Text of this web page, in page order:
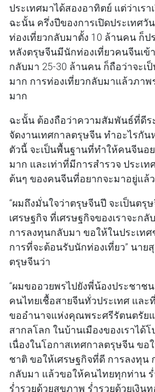
ประเทศมาได้สองอาทิตย์ แต่ว่าเร
ฉะนั้น ครึ่งปีของการเปิดประเทศวั
ท่องเที่ยวกลับมาตั้ง 10 ล้านคน ก็
หลังตรุษจีนมีนักท่องเที่ยวคนจีนเข้
กลับมา 25-30 ล้านคน ก็ถือว่าจะเ
มาก การท่องเที่ยวกลับมาแล้วภาพ
มาก
ฉะนั้น ต้องถือว่าความสัมพันธ์ที่ดีร
จัดงานเทศกาลตรุษจีน ทําอะไรกั
ตัวนี้ จะเป็นพื้นฐานที่ทําให้คนจีนอ
มาก และเท่าที่มีการสํารวจ ประเ
ต้นๆ ของคนจีนที่อยากจะมาอยู่แล้
“ผมถึงมั่นใจว่าตรุษจีนปี จะเป็นต
เศรษฐกิจ ที่เศรษฐกิจของเราจะก
การลงทุนกลับมา ขอให้ในประเท
การที่จะต้อนรับนักท่องเที่ยว” นาย
ตรุษจีนว่า
“ผมขออวยพรไปยังพี่น้องประชาช
คนไทยเชื้อสายจีนทั่วประเทศ แล
ขออํานาจแห่งคุณพระศรีรัตนตรัย
สากลโลก ในบ้านเมืองของเราได้
เนื่องในโอกาสเทศกาลตรุษจีน ขอ
ชาติ ขอให้เศรษฐกิจที่ดี การลงทุน
กลับมา แล้วขอให้คนไทยทุกท่าน ร่
ร่ำรวยด้วยสุขภาพ ร่ำรวยด้วยเงิน